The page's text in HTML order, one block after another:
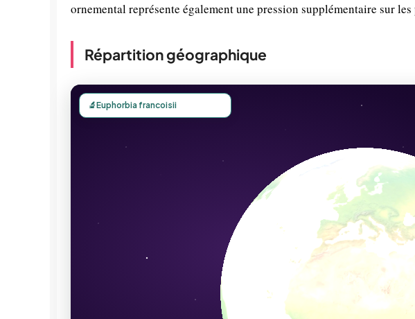
ornemental représente également une pression supplémentaire sur
Répartition géographique